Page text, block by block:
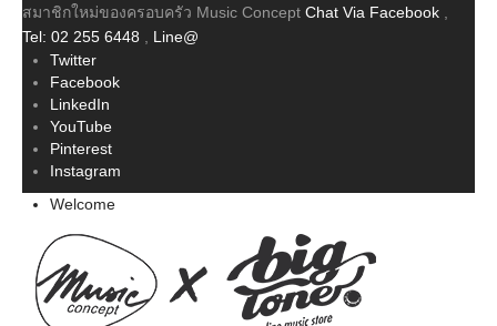
สมาชิกใหม่ของครอบครัว Music Concept Chat Via Facebook
Tel: 02 255 6448
Line@
Twitter
Facebook
LinkedIn
YouTube
Pinterest
Instagram
Welcome